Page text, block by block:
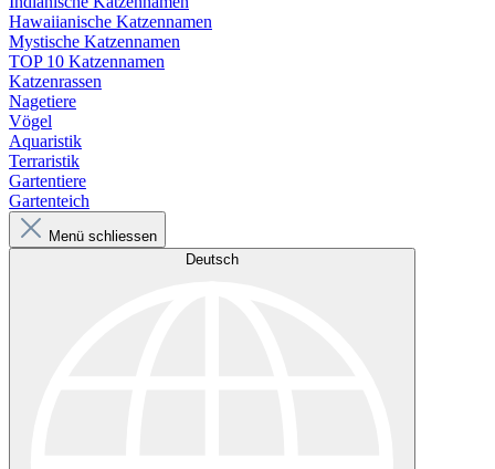
Hawaiianische Katzennamen
Mystische Katzennamen
TOP 10 Katzennamen
Katzenrassen
Nagetiere
Vögel
Aquaristik
Terraristik
Gartentiere
Gartenteich
Menü schliessen
Deutsch